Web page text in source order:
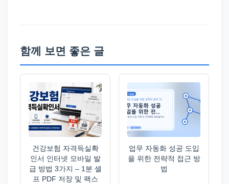
함께 보면 좋은 글
건강보험 자격득실확
인서 인터넷 모바일 발
급 방법 3가지 – 1분 셀
프 PDF 저장 및 팩스
업무 자동화 성공 도입
을 위한 전략적 접근 방
법